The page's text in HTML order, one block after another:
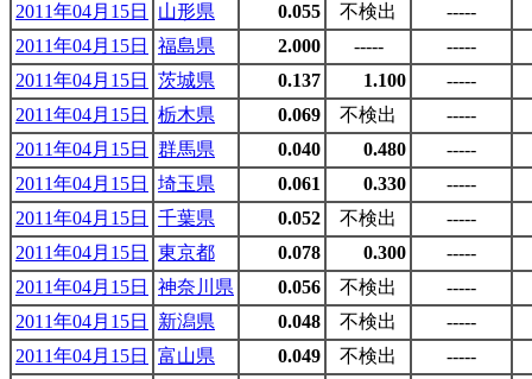
2011年04月15日
山形県 0.055 不検出
-----
2011年04月15日
福島県 2.000 -----
-----
2011年04月15日
茨城県 0.137 1.100
-----
2011年04月15日
栃木県 0.069 不検出
-----
2011年04月15日
群馬県 0.040 0.480
-----
2011年04月15日
埼玉県 0.061 0.330
-----
2011年04月15日
千葉県 0.052 不検出
-----
2011年04月15日
東京都 0.078 0.300
-----
2011年04月15日
神奈川県 0.056 不検出
-----
2011年04月15日
新潟県 0.048 不検出
-----
2011年04月15日
富山県 0.049 不検出
-----